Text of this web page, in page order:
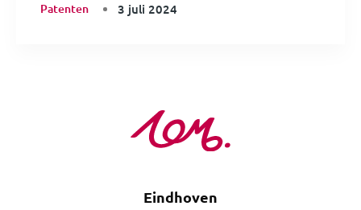
Patenten 3 juli 2024
Eindhoven